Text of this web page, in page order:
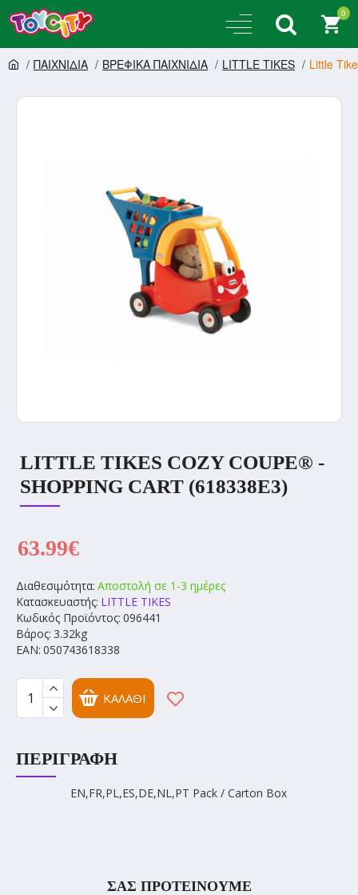
0
ΠΑΙΧΝΙΔΙΑ ΒΡΕΦΙΚΑ ΠΑΙΧΝΙΔΙΑ LITTLE TIKES Little
LITTLE TIKES COZY COUPE® -
SHOPPING CART (618338E3)
Διαθεσιμότητα: Αποστολή σε 1-3 ημέρες
Κατασκευαστής: LITTLE TIKES
Κωδικός Προϊόντος: 096441
Βάρος: 3.32kg
EAN: 050743618338
63.99€
ΚΑΛΆΘΙ
ΠΕΡΙΓΡΑΦΉ
EN,FR,PL,ES,DE,NL,PT Pack / Carton Box
ΣΑΣ ΠΡΟΤΕΙΝΟΥΜΕ